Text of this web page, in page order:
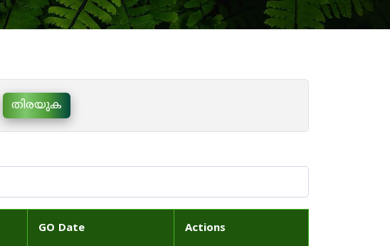
തിരയുക
GO Date Actions